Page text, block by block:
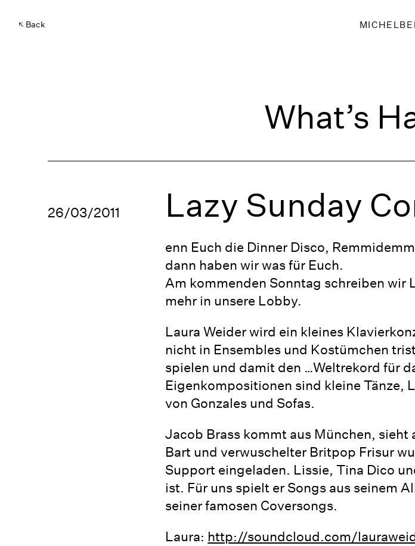
Back
What’s
26/03/2011 Lazy Sunday
enn Euch die Dinner Disco,
dann haben wir was für Euch.
Am kommenden Sonntag schreiben wir
mehr in unsere Lobby.
Laura Weider wird ein kleines
nicht in Ensembles und Kostümchen
spielen und damit den …Weltrekord für
Eigenkompositionen sind kleine Tänze,
von Gonzales und Sofas.
Jacob Brass kommt aus München,
Bart und verwuschelter Britpop Frisur
Support eingeladen. Lissie, Tina Dico
ist. Für uns spielt er Songs aus seinem
seiner famosen Coversongs.
Laura: http://soundcloud.com/